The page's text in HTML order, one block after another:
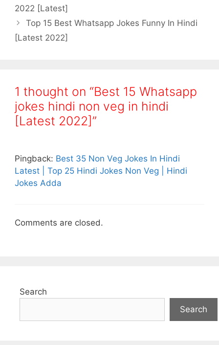
2022 [Latest]
Top 15 Best Whatsapp Jokes Funny In Hindi
[Latest 2022]
1 thought on “Best 15 Whatsapp
jokes hindi non veg in hindi
[Latest 2022]”
Pingback: Best 35 Non Veg Jokes In Hindi
Latest | Top 25 Hindi Jokes Non Veg | Hindi
Jokes Adda
Comments are closed.
Search
Search